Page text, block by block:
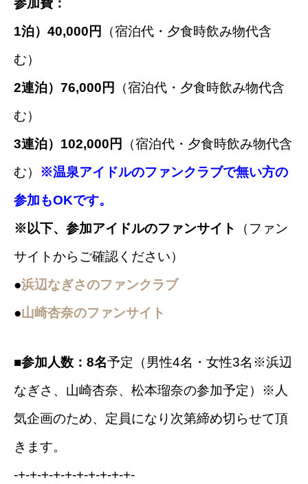
参加費：
1泊）40,000円
（宿泊代・夕食時飲み物代含
む）
2連泊）76,000円
（宿泊代・夕食時飲み物代含
む）
3連泊）102,000円
（宿泊代・夕食時飲み物代含
む） ※温泉アイドルのファンクラブで無い方の
参加もOKです。
※以下、参加アイドルのファンサイト
（ファン
サイトからご確認ください）
●浜辺なぎさのファンクラブ
●山崎杏奈のファンサイト
■参加人数：8名予定（男性4名・女性3名※浜辺
なぎさ、山崎杏奈、松本瑠奈の参加予定）※人
気企画のため、定員になり次第締め切らせて頂
きます。
-+-+-+-+-+-+-+-+-+-+-